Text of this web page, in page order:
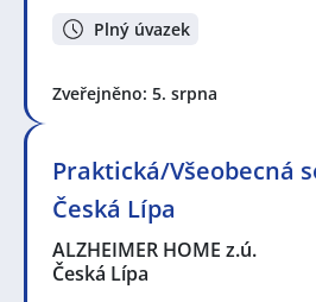
Plný úvazek
Zveřejněno: 5. srpna
Praktická/Všeobecná
Česká Lípa
ALZHEIMER HOME z.ú.
Česká Lípa